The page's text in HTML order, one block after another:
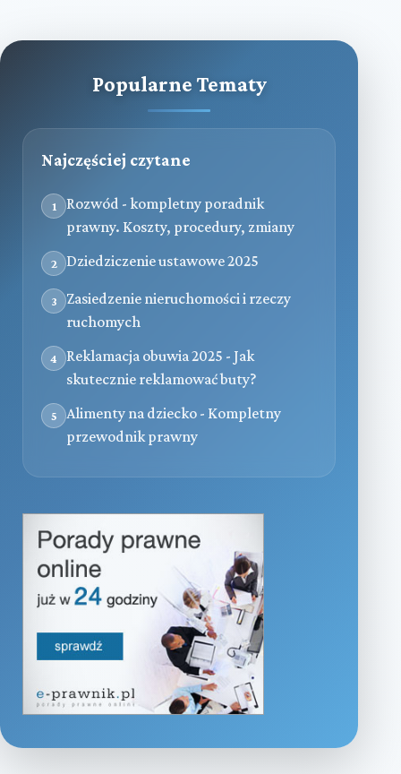
Popularne Tematy
Najczęściej czytane
1
Rozwód - kompletny poradnik
prawny. Koszty, procedury, zmiany
2 Dziedziczenie ustawowe 2025
3
Zasiedzenie nieruchomości i rzeczy
ruchomych
4
Reklamacja obuwia 2025 - Jak
skutecznie reklamować buty?
5
Alimenty na dziecko - Kompletny
przewodnik prawny